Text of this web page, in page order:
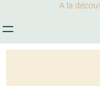
A la